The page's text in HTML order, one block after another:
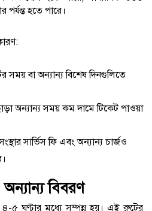
হতে পারে।
সময় বা অন্যান্য বিশেষ দিনগুলিতে
অন্যান্য সময় কম দামে টিকেট পাওয়া
সার্ভিস ফি এবং অন্যান্য চার্জও
অন্যান্য বিবরণ
৫ ঘণ্টার মধ্যে সম্পন্ন হয়। এই রুটের